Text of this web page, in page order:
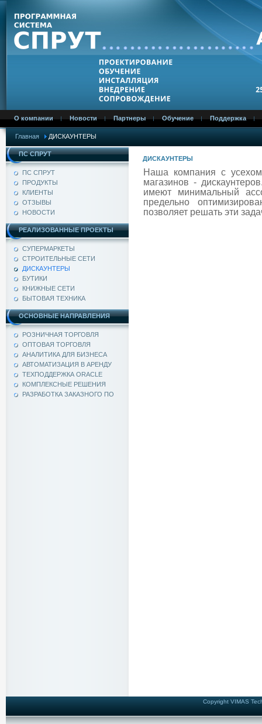
О компании Новости Партнеры Обучение Поддержка
Главная ДИСКАУНТЕРЫ
ПС СПРУТ
ПС СПРУТ
ПРОДУКТЫ
КЛИЕНТЫ
ОТЗЫВЫ
НОВОСТИ
РЕАЛИЗОВАННЫЕ ПРОЕКТЫ
СУПЕРМАРКЕТЫ
СТРОИТЕЛЬНЫЕ СЕТИ
ДИСКАУНТЕРЫ
БУТИКИ
КНИЖНЫЕ СЕТИ
БЫТОВАЯ ТЕХНИКА
ОСНОВНЫЕ НАПРАВЛЕНИЯ
РОЗНИЧНАЯ ТОРГОВЛЯ
ОПТОВАЯ ТОРГОВЛЯ
АНАЛИТИКА ДЛЯ БИЗНЕСА
АВТОМАТИЗАЦИЯ В АРЕНДУ
ТЕХПОДДЕРЖКА ORACLE
КОМПЛЕКСНЫЕ РЕШЕНИЯ
РАЗРАБОТКА ЗАКАЗНОГО ПО
ДИСКАУНТЕРЫ
Наша компания с
магазинов -
имеют минимальный
предельно
позволяет решать эти
Copyright VIMAS